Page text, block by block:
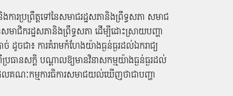
ារ​ប្រព្រឹត្ត​ទៅ​នៃ​សមាជ​រដ្ឋសភា​និង​ព្រឹទ្ធសភា សមាជ​
សមាជិក​រដ្ឋសភា​និង​ព្រឹទ្ធសភា ដើម្បី​ដោះស្រាយ​បញ្ហា​
ច​ជា​៖ ការ​គំរាមកំហែង​យ៉ាងធ្ងន់ធ្ងរ​ដល់​ឯករាជ្យ
ន​សក្តិ បណ្តាល​ឱ្យ​មាន​វិនាសកម្ម​យ៉ាងធ្ងន់ធ្ងរ​ដល់​
គណៈកម្មការ​ធិ​ការ​សមាជ​យល់​ឃើញ​ថា​ជា​បញ្ហា​